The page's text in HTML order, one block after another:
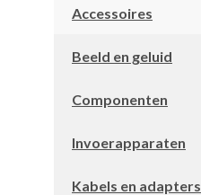
Accessoires
Beeld en geluid
Componenten
Invoerapparaten
Kabels en adapters